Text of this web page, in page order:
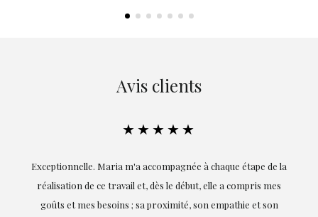
Avis clients
★★★★★
Exceptionnelle. Maria m'a accompagnée à chaque étape de la
réalisation de ce travail et, dès le début, elle a compris mes
goûts et mes besoins ; sa proximité, son empathie et son